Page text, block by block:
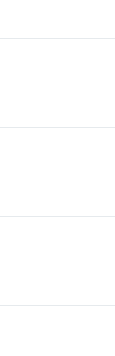
Главная